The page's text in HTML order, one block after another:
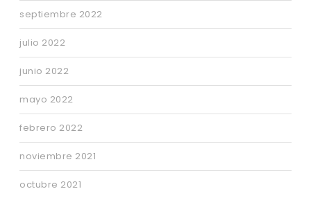
septiembre 2022
julio 2022
junio 2022
mayo 2022
febrero 2022
noviembre 2021
octubre 2021